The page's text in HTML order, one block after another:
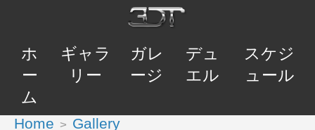
ホ
ー
ム
ギャラ
リー
ガレ
ージ
デュ
エル
スケジ
ュール
Home Gallery